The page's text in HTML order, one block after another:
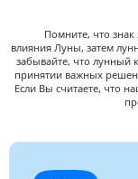
Помните, что
влияния Луны, затем
забывайте, что лунный
принятии важных
Если Вы считаете, что